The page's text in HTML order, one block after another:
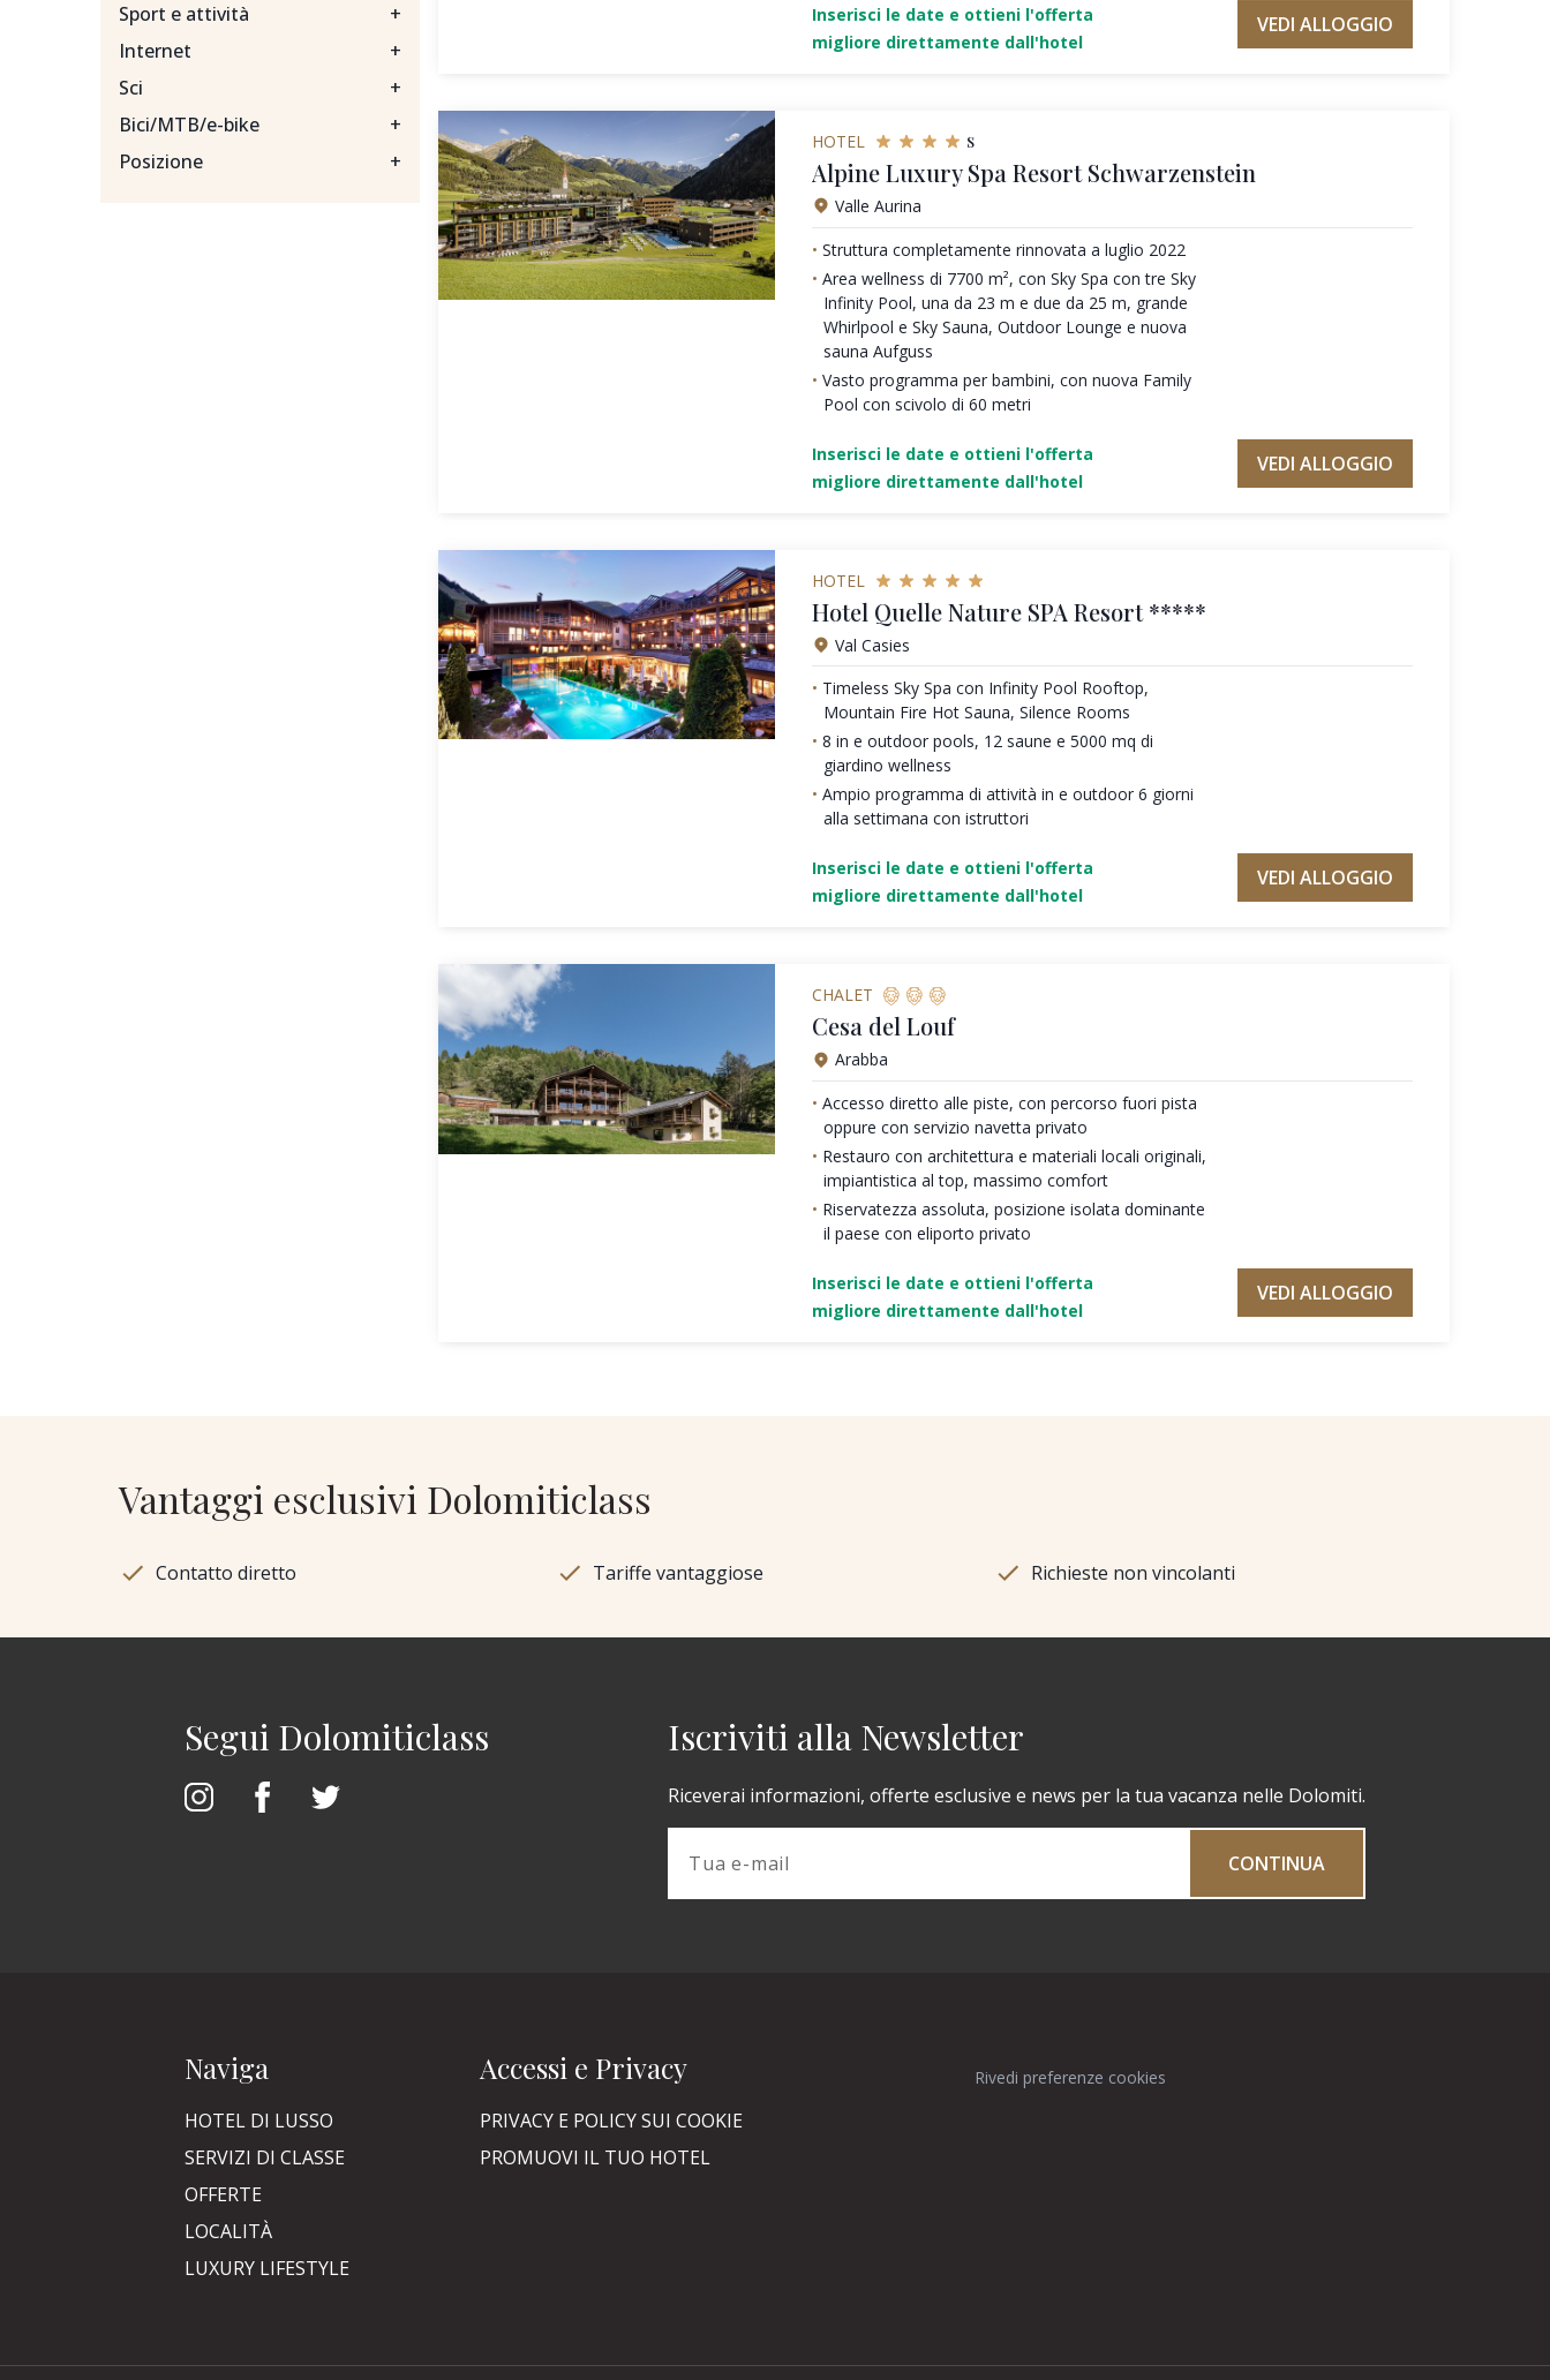
Sport e attività
+
Internet
+
Sci
+
Bici/MTB/e-bike
+
Posizione
+
Inserisci le date e ottieni l'offerta
migliore direttamente dall'hotel
VEDI ALLOGGIO
HOTEL s
Alpine Luxury Spa Resort Schwarzenstein
Valle Aurina
Struttura completamente rinnovata a luglio 2022
Area wellness di 7700 m², con Sky Spa con tre Sky
Infinity Pool, una da 23 m e due da 25 m, grande
Whirlpool e Sky Sauna, Outdoor Lounge e nuova
sauna Aufguss
Vasto programma per bambini, con nuova Family
Pool con scivolo di 60 metri
Inserisci le date e ottieni l'offerta
migliore direttamente dall'hotel
VEDI ALLOGGIO
HOTEL
Hotel Quelle Nature SPA Resort *****
Val Casies
Timeless Sky Spa con Infinity Pool Rooftop,
Mountain Fire Hot Sauna, Silence Rooms
8 in e outdoor pools, 12 saune e 5000 mq di
giardino wellness
Ampio programma di attività in e outdoor 6 giorni
alla settimana con istruttori
Inserisci le date e ottieni l'offerta
migliore direttamente dall'hotel
VEDI ALLOGGIO
CHALET
Cesa del Louf
Arabba
Accesso diretto alle piste, con percorso fuori pista
oppure con servizio navetta privato
Restauro con architettura e materiali locali originali,
impiantistica al top, massimo comfort
Riservatezza assoluta, posizione isolata dominante
il paese con eliporto privato
Inserisci le date e ottieni l'offerta
migliore direttamente dall'hotel
VEDI ALLOGGIO
Vantaggi esclusivi Dolomiticlass
Contatto diretto Tariffe vantaggiose Richieste non vincolanti
Segui Dolomiticlass Iscriviti alla Newsletter
Riceverai informazioni, offerte esclusive e news per la tua vacanza nelle Dolomiti.
CONTINUA
Naviga
HOTEL DI LUSSO
SERVIZI DI CLASSE
OFFERTE
LOCALITÀ
LUXURY LIFESTYLE
Accessi e Privacy
PRIVACY E POLICY SUI COOKIE
PROMUOVI IL TUO HOTEL
Rivedi preferenze cookies